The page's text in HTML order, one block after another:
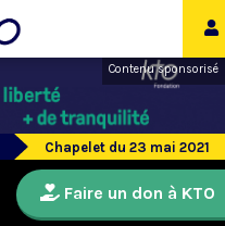
Contenu sponsorisé
Chapelet du 23 mai 2021
Faire un don à KTO